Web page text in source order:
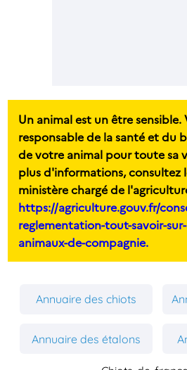
Un animal est un être sensible.
responsable de la santé et du
de votre animal pour toute sa
plus d'informations, consultez
ministère chargé de
https://agriculture.gouv.fr/
reglementation-tout-savoir-
animaux-de-compagnie.
Annuaire des chiots
Annuaire des étalons